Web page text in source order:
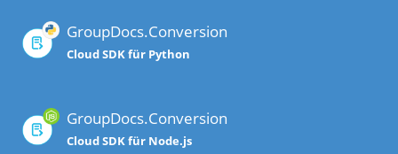
GroupDocs.Conversion
Cloud SDK für Python
GroupDocs.Conversion
Cloud SDK für Node.js